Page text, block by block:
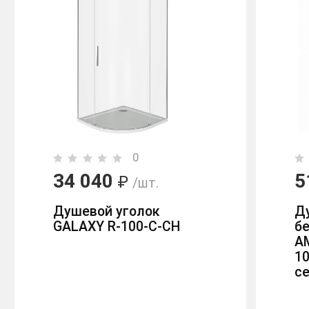
0
34 040 ₽ /шт.
Душевой уголок
GALAXY R-100-C-CH